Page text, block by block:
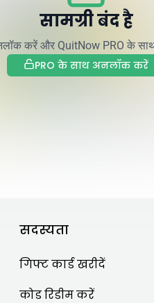
सामग्री बंद है
करें और QuitNow PRO के साथ
PRO के साथ अनलॉक करें
सदस्यता
गिफ्ट कार्ड खरीदें
कोड रिडीम करें